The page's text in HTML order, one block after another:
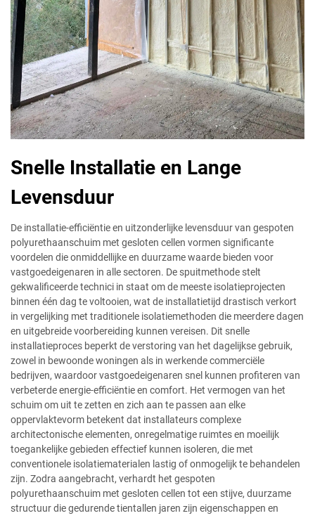
Snelle Installatie en Lange
Levensduur
De installatie-efficiëntie en uitzonderlijke levensduur van gespoten
polyurethaanschuim met gesloten cellen vormen significante
voordelen die onmiddellijke en duurzame waarde bieden voor
vastgoedeigenaren in alle sectoren. De spuitmethode stelt
gekwalificeerde technici in staat om de meeste isolatieprojecten
binnen één dag te voltooien, wat de installatietijd drastisch verkort
in vergelijking met traditionele isolatiemethoden die meerdere dagen
en uitgebreide voorbereiding kunnen vereisen. Dit snelle
installatieproces beperkt de verstoring van het dagelijkse gebruik,
zowel in bewoonde woningen als in werkende commerciële
bedrijven, waardoor vastgoedeigenaren snel kunnen profiteren van
verbeterde energie-efficiëntie en comfort. Het vermogen van het
schuim om uit te zetten en zich aan te passen aan elke
oppervlaktevorm betekent dat installateurs complexe
architectonische elementen, onregelmatige ruimtes en moeilijk
toegankelijke gebieden effectief kunnen isoleren, die met
conventionele isolatiematerialen lastig of onmogelijk te behandelen
zijn. Zodra aangebracht, verhardt het gespoten
polyurethaanschuim met gesloten cellen tot een stijve, duurzame
structuur die gedurende tientallen jaren zijn eigenschappen en